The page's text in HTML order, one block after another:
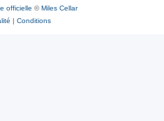
officielle ©Miles Cellar
| Conditions